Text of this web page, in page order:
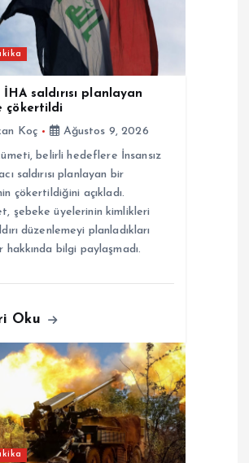
İHA saldırısı planlayan
çökertildi
Koç
Ağustos 9, 2026
belirli hedeflere İnsansız
saldırısı planlayan bir
çökertildiğini açıkladı.
şebeke üyelerinin kimlikleri
düzenlemeyi planladıkları
hakkında bilgi paylaşmadı.
Oku